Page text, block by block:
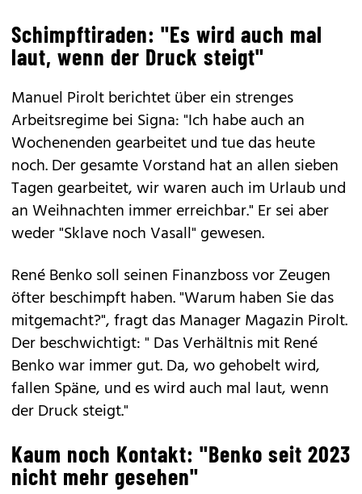
Schimpftiraden: "Es wird auch mal
laut, wenn der Druck steigt"
Manuel Pirolt berichtet über ein strenges
Arbeitsregime bei Signa: "Ich habe auch an
Wochenenden gearbeitet und tue das heute
noch. Der gesamte Vorstand hat an allen sieben
Tagen gearbeitet, wir waren auch im Urlaub und
an Weihnachten immer erreichbar." Er sei aber
weder "Sklave noch Vasall" gewesen.
René Benko soll seinen Finanzboss vor Zeugen
öfter beschimpft haben. "Warum haben Sie das
mitgemacht?", fragt das Manager Magazin Pirolt.
Der beschwichtigt: " Das Verhältnis mit René
Benko war immer gut. Da, wo gehobelt wird,
fallen Späne, und es wird auch mal laut, wenn
der Druck steigt."
Kaum noch Kontakt: "Benko seit 2023
nicht mehr gesehen"